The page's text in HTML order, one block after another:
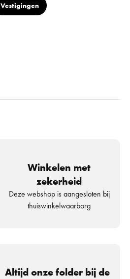
Vestigingen
Winkelen met
zekerheid
Deze webshop is aangesloten bij
thuiswinkelwaarborg
Altijd onze folder bij de